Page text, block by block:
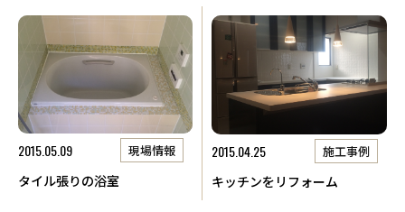
2015.05.09 現場情報
タイル張りの浴室
2015.04.25 施工事例
キッチンをリフォーム